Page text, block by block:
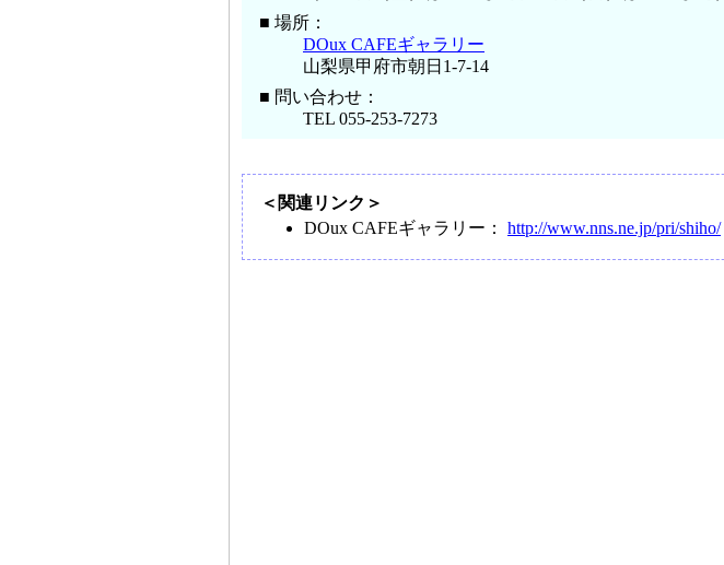
■ 場所：
DOux CAFEギャラリー
山梨県甲府市朝日1-7-14
■ 問い合わせ：
TEL 055-253-7273
＜関連リンク＞
DOux CAFEギャラリー： http://www.nns.ne.jp/pri/shiho/